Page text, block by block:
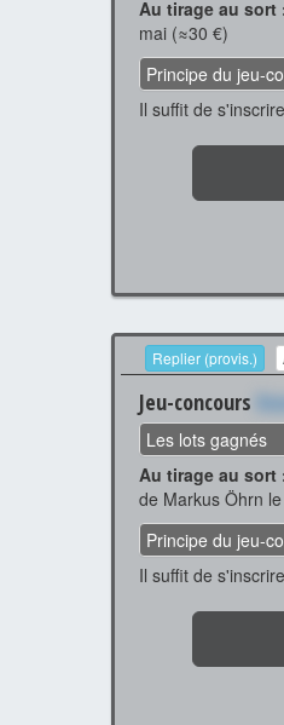
Au tirage au sort
mai (≈30 €)
Principe du jeu-
Il suffit de
Replier (provis.)
Jeu-concours
Les lots gagnés
Au tirage au sort
de Markus Öhrn
Principe du jeu-
Il suffit de